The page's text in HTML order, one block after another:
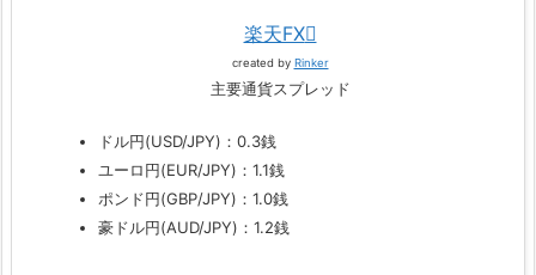
楽天FX
created by Rinker
主要通貨スプレッド
ドル円(USD/JPY)：0.3銭
ユーロ円(EUR/JPY)：1.1銭
ポンド円(GBP/JPY)：1.0銭
豪ドル円(AUD/JPY)：1.2銭